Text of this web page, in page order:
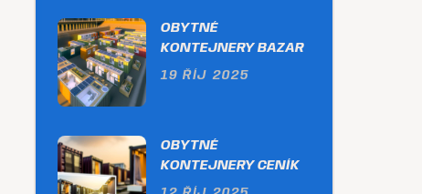
OBYTNÉ
KONTEJNERY BAZAR
19 ŘÍJ 2025
OBYTNÉ
KONTEJNERY CENÍK